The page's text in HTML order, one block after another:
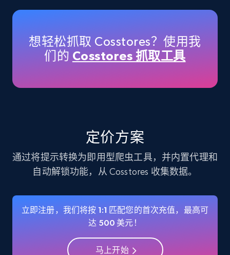
22.3K+ 3.5K+ 立即购买
Crunchbase companies information
Industries, Operating status, and more.
想轻松抓取 Cosstores？使用我
们的 Cosstores 抓取工具
定价方案
通过将提示转换为即用型爬虫工具，并内置代理和
自动解锁功能，从 Cosstores 收集数据。
立即注册，我们将按 1:1 匹配您的首次充值，最高可
达 500 美元！
马上开始